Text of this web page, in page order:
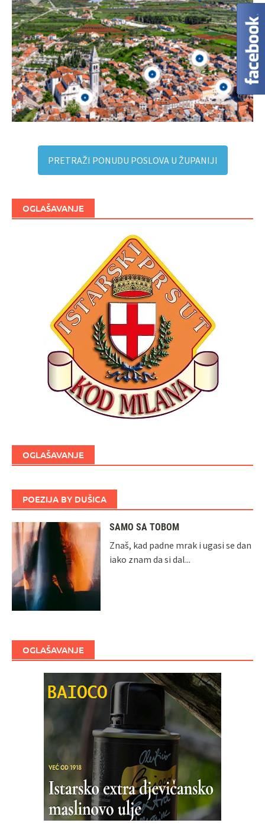
PRETRAŽI PONUDU POSLOVA U ŽUPANIJI
OGLAŠAVANJE
OGLAŠAVANJE
POEZIJA BY DUŠICA
SAMO SA TOBOM
Znaš, kad padne mrak i ugasi se dan
iako znam da si dal...
OGLAŠAVANJE